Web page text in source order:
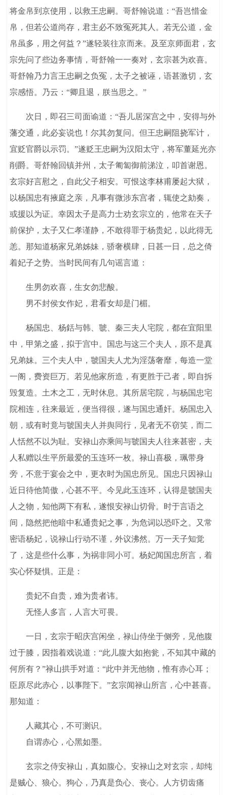
将金帛到京使用，以救王忠嗣。哥舒翰说道：“吾岂惜金
帛，但若公道尚存，君主必不致冤死其人。若无公道，金
帛虽多，用之何益？”遂轻装往京而来。及至京师面君，玄
宗先问了些边务事情，哥舒翰一一奏对，玄宗甚为欢喜。
哥舒翰乃力言王忠嗣之负冤，太子之被诬，语甚激切，玄
宗感悟。乃云：“卿且退，朕当思之。”
次日，即召三司面谕道：“吾儿居深宫之中，安得与外
藩交通，此必妄说也！尔其勿复问。但王忠嗣阻挠军计，
宜贬官爵以示罚。”遂贬王忠嗣为汉阳太守，将军董延光亦
削爵。哥舒翰回镇并州，太子匍匐御前涕泣，叩首谢恩。
玄宗好言慰之，自此父子相安。可恨这李林甫屡起大狱，
以杨国忠有掖庭之亲，凡事有微涉东宫者，辄使之劾奏，
或援以为证。幸因太子是高力士劝玄宗立的，他常在天子
前保护，太子又仁孝谨静，不敢得罪于杨贵妃，以此得无
恙。那知道杨家兄弟姊妹，骄奢横肆，日甚一日，总之倚
着妃子之势。当时民间有几句谣言道：
生男勿欢喜，生女勿悲酸。
男不封侯女作妃，君看女却是门楣。
杨国忠、杨銛与韩、虢、秦三夫人宅院，都在宜阳里
中，甲第之盛，拟于宫中。国忠与这三个夫人，原不是真
兄弟妹。三个夫人中，虢国夫人尤为淫荡奢靡，每造一堂
一阁，费资巨万。若见他家所造，有更胜于己者，即自拆
毁复造。土木之工，无时休息。其所居宅院，与杨国忠宅
院相连，往来最近，便当得很，遂与国忠通奸。杨国忠入
朝，或有时竟与虢国夫人并舆同行，见者无不窃笑，而二
人恬然不以为耻。安禄山亦乘间与虢国夫人往来甚密，夫
人私赠以生平所最爱的玉连环一枚。禄山喜极，珮带身
旁，不意于宴会之中，更衣时为国忠所见。国忠只因禄山
近日待他简傲，心甚不平。今见此玉连环，认得是虢国夫
人之物，知他两下有私，遂恨安禄山切骨。时于言语之
间，隐然把他暗中私通贵妃之事，为危词以恐吓之。又常
密语杨妃，说禄山行动不谨，外议沸然。万一天子知觉
了，这是些什么事，为祸非同小可。杨妃闻国忠所言，着
实心怀疑惧。正是：
贵妃不自贵，难为贵者讳。
无怪人多言，人言大可畏。
一日，玄宗于昭庆宫闲坐，禄山侍坐于侧旁，见他腹
过于膝，因指着戏说道：“此儿腹大如抱瓮，不知其中藏的
何所有？”禄山拱手对道：“此中并无他物，惟有赤心耳；
臣原尽此赤心，以事陛下。”玄宗闻禄山所言，心中甚喜。
那知道：
人藏其心，不可测识。
自谓赤心，心黑如墨。
玄宗之侍安禄山，真如腹心。安禄山之对玄宗，却纯
是贼心、狼心。狗心，乃真是负心、丧心。人方切齿痛